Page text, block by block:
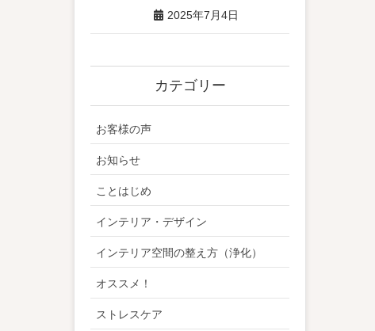
2025年7月4日
カテゴリー
お客様の声
お知らせ
ことはじめ
インテリア・デザイン
インテリア空間の整え方（浄化）
オススメ！
ストレスケア